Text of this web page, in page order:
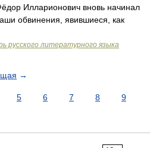
Илларионович вновь начинал
обвинения, явившиеся, как
русского литературного языка
→
5 6 7 8
9